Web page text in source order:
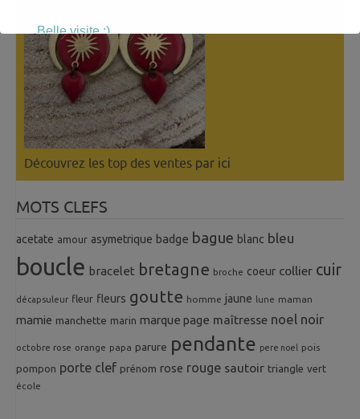
Découvrez les top des ventes par ici
MOTS CLEFS
acetate amour asymetrique badge bague blanc bleu
boucle bracelet bretagne broche coeur collier cuir
décapsuleur fleur fleurs goutte homme jaune lune maman
mamie manchette marin marque page maîtresse noel noir
octobre rose orange papa parure pendante pere noel pois
pompon porte clef prénom rose rouge sautoir triangle vert
école
Belle visite :)